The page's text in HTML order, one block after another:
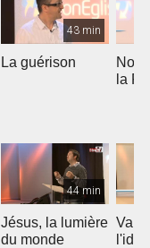
43 min
La guérison
Nos
la
44 min
Jésus, la lumière
du monde